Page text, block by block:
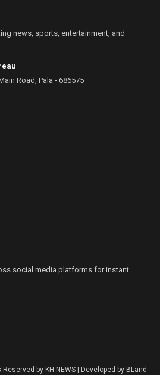
news, sports, entertainment, and
Road, Pala - 686575
social media platforms for instant
by KH NEWS | Developed by BLand